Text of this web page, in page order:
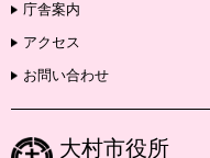
庁舎案内
アクセス
お問い合わせ
大村市役所